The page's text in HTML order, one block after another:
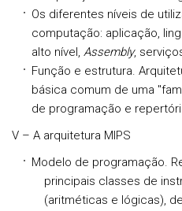
Os diferentes níveis de
computação: aplicação,
alto nível, Assembly,
Função e estrutura.
básica comum de uma
de programação e
V – A arquitetura MIPS
Modelo de programação.
principais classes de
(aritméticas e lógicas),